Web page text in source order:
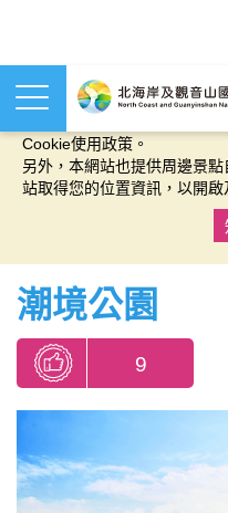
本網站使用cookies等相關技
Cookie使用政策。
另外，本網站也提供周邊景
站取得您的位置資訊，以開啟
潮境公園
9